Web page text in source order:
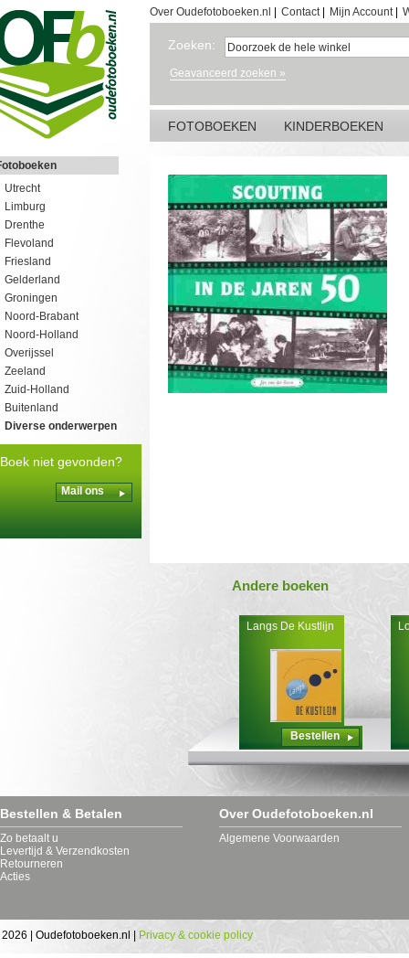
Over Oudefotoboeken.nl Contact| Mijn Account|
Zoeken:
Geavanceerd zoeken »
FOTOBOEKEN KINDERBOEKEN
Utrecht
Limburg
Drenthe
Flevoland
Friesland
Gelderland
Groningen
Noord-Brabant
Noord-Holland
Overijssel
Zeeland
Zuid-Holland
Buitenland
Diverse onderwerpen
Boek niet gevonden?
Mail ons
Andere boeken
Langs De Kustlijn
Bestellen
Bestellen & Betalen
Zo betaalt u
Levertijd & Verzendkosten
Retourneren
Acties
Over Oudefotoboeken.nl
Algemene Voorwaarden
| Oudefotoboeken.nl | Privacy & cookie policy